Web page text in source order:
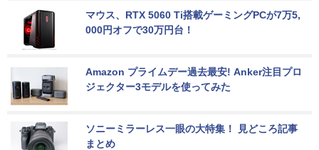
マウス、RTX 5060 Ti搭載ゲーミングPCが7万5,
000円オフで30万円台！
Amazon プライムデー過去最安! Anker注目プロ
ジェクター3モデルを使ってみた
ソニーミラーレス一眼の大特集！ 見どころ記事
まとめ